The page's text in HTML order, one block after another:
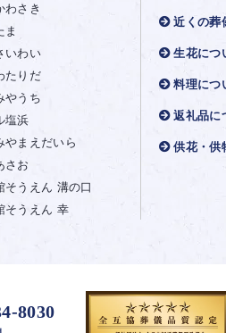
わさき
ま
いわい
たりだ
やうち
塩浜
やまえだいら
さお
そうえん 溝の口
そうえん 幸
近くの葬
生花につ
料理につ
返礼品に
供花・供
8030